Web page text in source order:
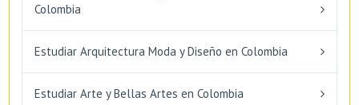
Colombia
Estudiar Arquitectura Moda y Diseño en Colombia
Estudiar Arte y Bellas Artes en Colombia